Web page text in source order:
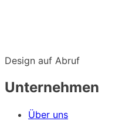
Design auf Abruf
Unternehmen
Über uns